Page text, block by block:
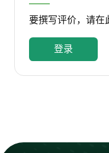
要撰写评价，请在
登录